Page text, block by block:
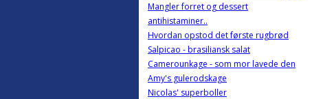
Mangler forret og dessert
antihistaminer..
Hvordan opstod det første rugbrød
Salpicao - brasiliansk salat
Camerounkage - som mor lavede den
Amy's gulerodskage
Nicolas' superboller